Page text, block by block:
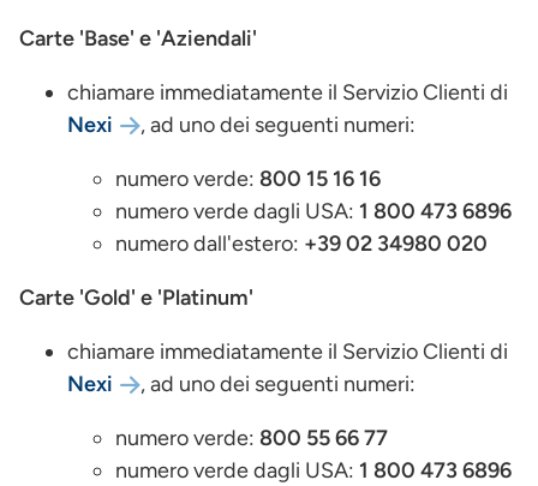
Carte 'Base' e 'Aziendali'
chiamare immediatamente il Servizio Clienti di
Nexi
, ad uno dei seguenti numeri:
numero verde: 800 15 16 16
numero verde dagli USA: 1 800 473 6896
numero dall'estero: +39 02 34980 020
Carte 'Gold' e 'Platinum'
chiamare immediatamente il Servizio Clienti di
Nexi
, ad uno dei seguenti numeri:
numero verde: 800 55 66 77
numero verde dagli USA: 1 800 473 6896